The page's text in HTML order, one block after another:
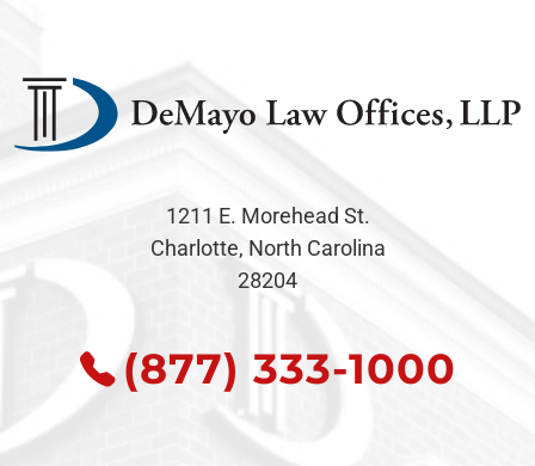
1211 E. Morehead St.
Charlotte, North Carolina
28204
(877) 333-1000